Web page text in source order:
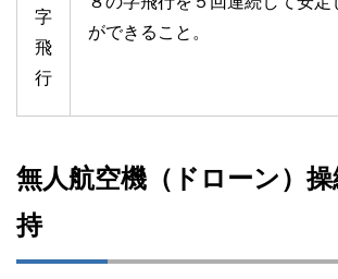
字
飛
行
ができること。
無人航空機（ドローン）
持